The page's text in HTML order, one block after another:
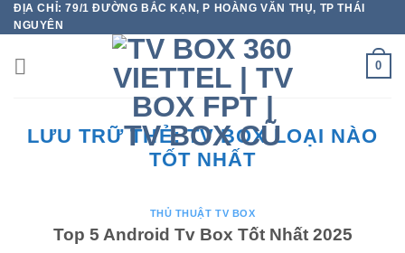
Chuyển
đến
nội
dung
ĐỊA CHỈ: 79/1 ĐƯỜNG BẮC KẠN, P HOÀNG VĂN THỤ, TP THÁI
NGUYÊN
0
LƯU TRỮ THẺ:TV BOX LOẠI NÀO
TỐT NHẤT
THỦ THUẬT TV BOX
Top 5 Android Tv Box Tốt Nhất 2025